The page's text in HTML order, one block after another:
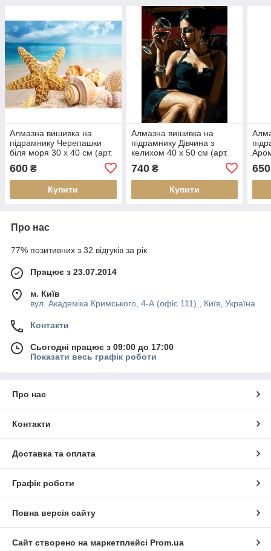
Алмазна вишивка на
підрамнику Черепашки
біля моря 30 х 40 см (арт.
600 ₴
Купити
Алмазна вишивка на
підрамнику Дівчина з
келихом 40 х 50 см (арт.
740₴
Купити
650
Про нас
77% позитивних з 32 відгуків за рік
Працює з 23.07.2014
м. Київ
вул. Академіка Кримського, 4-А (офіс 111)., Київ, Україна
Контакти
Сьогодні працює з 09:00 до 17:00
Показати весь графік роботи
Про нас
Контакти
Доставка та оплата
Графік роботи
Повна версія сайту
Сайт створено на маркетплейсі Prom.ua